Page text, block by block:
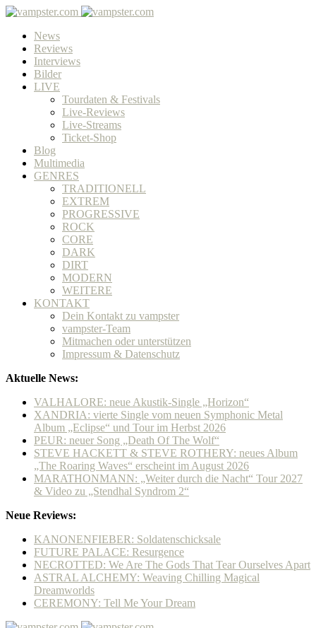
News
Reviews
Interviews
Bilder
LIVE
Tourdaten & Festivals
Live-Reviews
Live-Streams
Ticket-Shop
Blog
Multimedia
GENRES
TRADITIONELL
EXTREM
PROGRESSIVE
ROCK
CORE
DARK
DIRT
MODERN
WEITERE
KONTAKT
Dein Kontakt zu vampster
vampster-Team
Mitmachen oder unterstützen
Impressum & Datenschutz
Aktuelle News:
VALHALORE: neue Akustik-Single „Horizon“
XANDRIA: vierte Single vom neuen Symphonic Metal
Album „Eclipse“ und Tour im Herbst 2026
PEUR: neuer Song „Death Of The Wolf“
STEVE HACKETT & STEVE ROTHERY: neues Album
„The Roaring Waves“ erscheint im August 2026
MARATHONMANN: „Weiter durch die Nacht“ Tour 2027
& Video zu „Stendhal Syndrom 2“
Neue Reviews:
KANONENFIEBER: Soldatenschicksale
FUTURE PALACE: Resurgence
NECROTTED: We Are The Gods That Tear Ourselves Apart
ASTRAL ALCHEMY: Weaving Chilling Magical
Dreamworlds
CEREMONY: Tell Me Your Dream